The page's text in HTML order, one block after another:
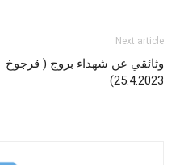
Next article
وثائقي عن شهداء بروج ( قرجوخ
25.4.2023)